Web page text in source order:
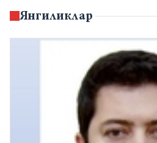
Янгиликлар